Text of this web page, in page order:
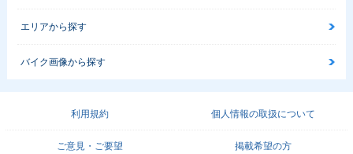
エリアから探す
バイク画像から探す
利用規約 個人情報の取扱について
ご意見・ご要望 掲載希望の方